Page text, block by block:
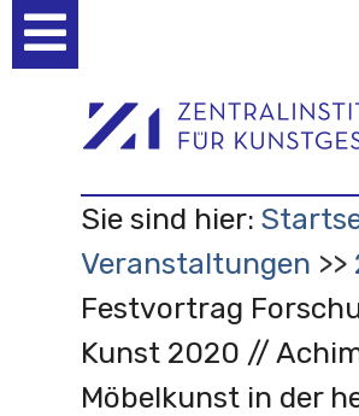
Werkzeuge
Sie sind hier:
Veranstaltungen
Festvortrag
Kunst 2020 //
Möbelkunst in der